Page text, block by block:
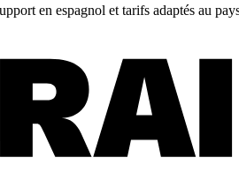
en espagnol et tarifs adaptés au